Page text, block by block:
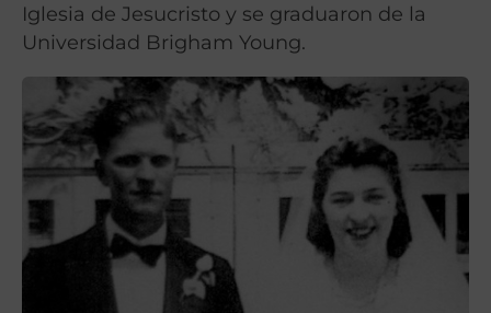
Iglesia de Jesucristo y se graduaron de la
Universidad Brigham Young.